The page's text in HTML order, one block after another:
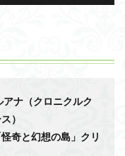
アナ（クロニクルク
）
奇と幻想の島」クリ